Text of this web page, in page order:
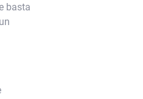
basta